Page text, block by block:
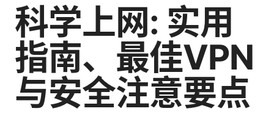
科学上网: 实用
指南、最佳VPN
与安全注意要点